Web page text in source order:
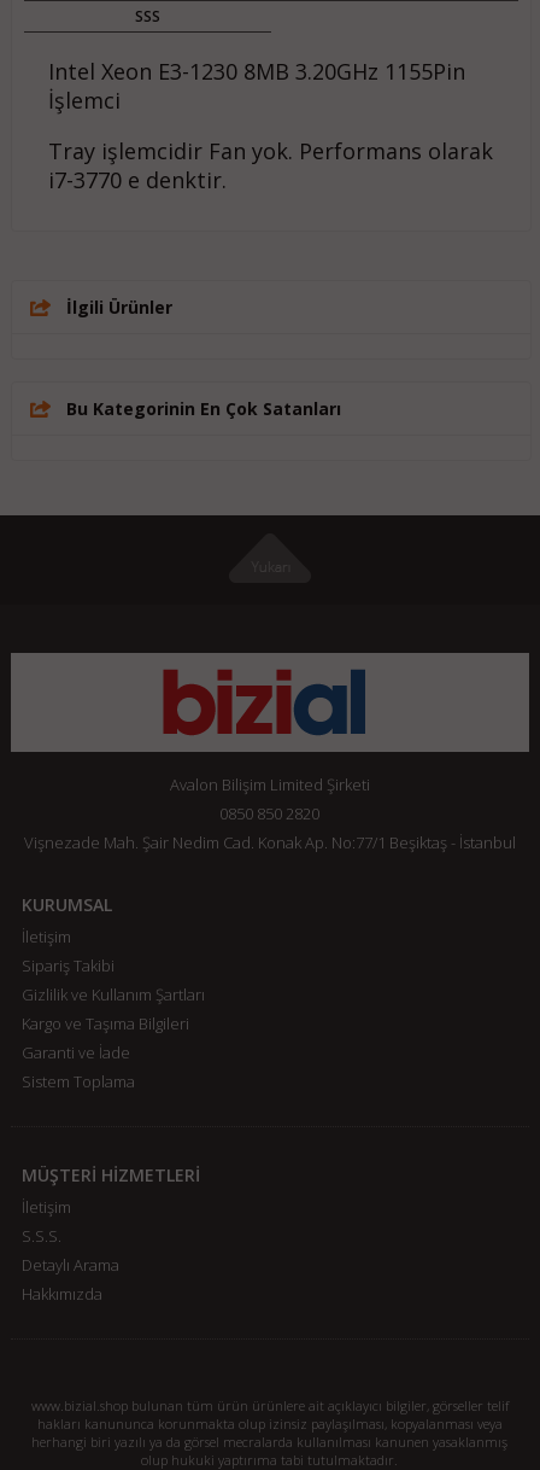
SSS
Intel Xeon E3-1230 8MB 3.20GHz 1155Pin
İşlemci
Tray işlemcidir Fan yok. Performans olarak
i7-3770 e denktir.
İlgili Ürünler
Bu Kategorinin En Çok Satanları
Avalon Bilişim Limited Şirketi
0850 850 2820
Vişnezade Mah. Şair Nedim Cad. Konak Ap. No:77/1 Beşiktaş - İstanbul
KURUMSAL
İletişim
Sipariş Takibi
Gizlilik ve Kullanım Şartları
Kargo ve Taşıma Bilgileri
Garanti ve İade
Sistem Toplama
MÜŞTERİ HİZMETLERİ
İletişim
S.S.S.
Detaylı Arama
Hakkımızda
www.bizial.shop bulunan tüm ürün ürünlere ait açıklayıcı bilgiler, görseller telif
hakları kanununca korunmakta olup izinsiz paylaşılması, kopyalanması veya
herhangi biri yazılı ya da görsel mecralarda kullanılması kanunen yasaklanmış
olup hukuki yaptırıma tabi tutulmaktadır.